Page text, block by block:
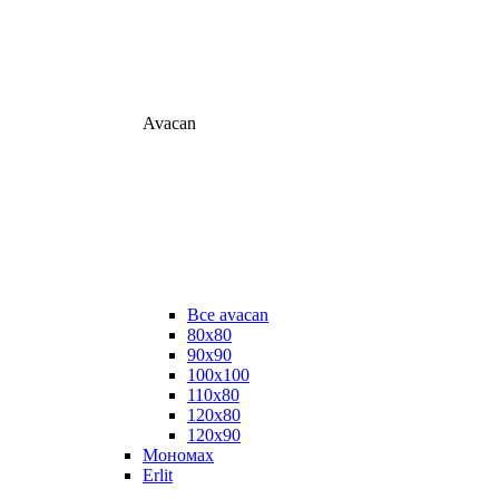
Avacan
Все avacan
80х80
90х90
100х100
110х80
120х80
120х90
Мономах
Erlit